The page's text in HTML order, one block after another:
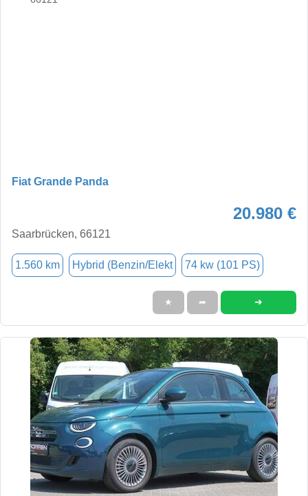
Fiat Grande Panda
20.980 €
Saarbrücken, 66121
1.560 km Hybrid (Benzin/Elekt 74 kw (101 PS)
★ ➦ ➜